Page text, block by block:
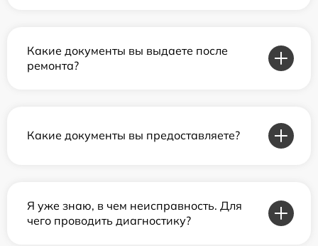
Какие документы вы выдаете после
ремонта?
Какие документы вы предоставляете?
Я уже знаю, в чем неисправность. Для
чего проводить диагностику?